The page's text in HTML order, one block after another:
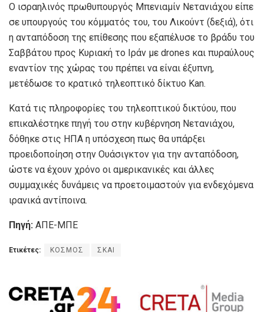
Ο ισραηλινός πρωθυπουργός Μπενιαμίν Νετανιάχου είπε
σε υπουργούς του κόμματός του, του Λικούντ (δεξιά), ότι
η ανταπόδοση της επίθεσης που εξαπέλυσε το βράδυ του
Σαββάτου προς Κυριακή το Ιράν με drones και πυραύλους
εναντίον της χώρας του πρέπει να είναι έξυπνη,
μετέδωσε το κρατικό τηλεοπτικό δίκτυο Kan.
Κατά τις πληροφορίες του τηλεοπτικού δικτύου, που
επικαλέστηκε πηγή του στην κυβέρνηση Νετανιάχου,
δόθηκε στις ΗΠΑ η υπόσχεση πως θα υπάρξει
προειδοποίηση στην Ουάσιγκτον για την ανταπόδοση,
ώστε να έχουν χρόνο οι αμερικανικές και άλλες
συμμαχικές δυνάμεις να προετοιμαστούν για ενδεχόμενα
ιρανικά αντίποινα.
Πηγή: ΑΠΕ-ΜΠΕ
Ετικέτες: ΚΟΣΜΟΣ ΣΚΑΙ